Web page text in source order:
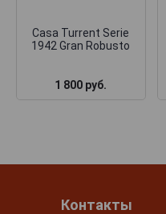
Casa Turrent Serie
1942 Gran Robusto
1 800 руб.
Контакты